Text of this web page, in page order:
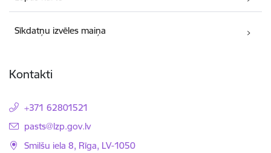
Sīkdatņu izvēles maiņa
Kontakti
+371 62801521
E-pasts:
pasts@lzp.gov.lv
Smilšu iela 8, Rīga, LV-1050